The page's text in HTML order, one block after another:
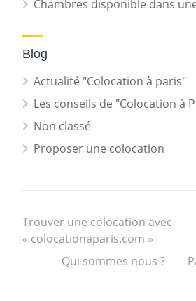
Chambres disponible dans
Blog
Actualité "Colocation à paris"
Les conseils de "Colocation à
Non classé
Proposer une colocation
Trouver une colocation avec
« colocationaparis.com »
Qui sommes nous ?